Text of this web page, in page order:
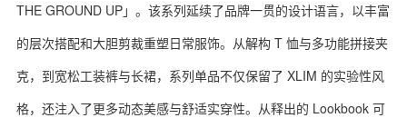
THE GROUND UP」。该系列延续了品牌一贯的设计语言，以丰富
的层次搭配和大胆剪裁重塑日常服饰。从解构 T 恤与多功能拼接夹
克，到宽松工装裤与长裙，系列单品不仅保留了 XLIM 的实验性风
格，还注入了更多动态美感与舒适实穿性。从释出的 Lookbook 可